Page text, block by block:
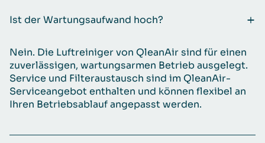
Ist der Wartungsaufwand hoch?
Nein. Die Luftreiniger von QleanAir sind für einen
zuverlässigen, wartungsarmen Betrieb ausgelegt.
Service und Filteraustausch sind im QleanAir-
Serviceangebot enthalten und können flexibel an
Ihren Betriebsablauf angepasst werden.